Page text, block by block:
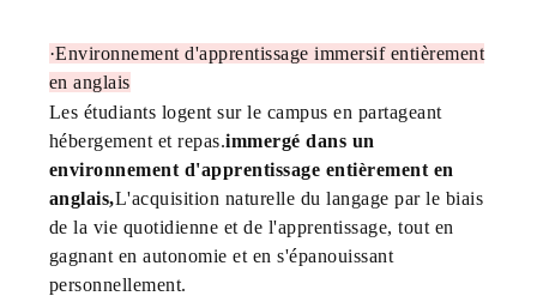
·Environnement d'apprentissage immersif entièrement
en anglais
Les étudiants logent sur le campus en partageant
hébergement et repas.immergé dans un
environnement d'apprentissage entièrement en
anglais,L'acquisition naturelle du langage par le biais
de la vie quotidienne et de l'apprentissage, tout en
gagnant en autonomie et en s'épanouissant
personnellement.